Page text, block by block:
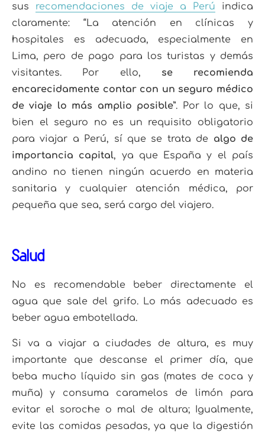
sus recomendaciones de viaje a Perú indica
claramente: “La atención en clínicas y
hospitales es adecuada, especialmente en
Lima, pero de pago para los turistas y demás
visitantes. Por ello, se recomienda
encarecidamente contar con un seguro médico
de viaje lo más amplio posible”. Por lo que, si
bien el seguro no es un requisito obligatorio
para viajar a Perú, sí que se trata de algo de
importancia capital, ya que España y el país
andino no tienen ningún acuerdo en materia
sanitaria y cualquier atención médica, por
pequeña que sea, será cargo del viajero.
Salud
No es recomendable beber directamente el
agua que sale del grifo. Lo más adecuado es
beber agua embotellada.
Si va a viajar a ciudades de altura, es muy
importante que descanse el primer día, que
beba mucho líquido sin gas (mates de coca y
muña) y consuma caramelos de limón para
evitar el soroche o mal de altura; Igualmente,
evite las comidas pesadas, ya que la digestión